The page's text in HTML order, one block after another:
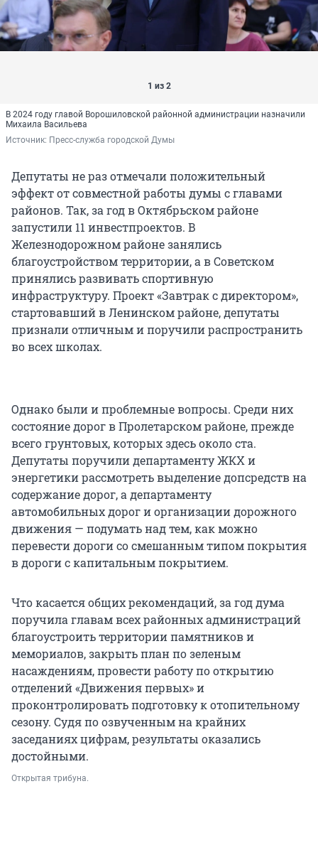
1 из 2
В 2024 году главой Ворошиловской районной администрации назначили
Михаила Васильева
Источник: Пресс-служба городской Думы
Депутаты не раз отмечали положительный
эффект от совместной работы думы с главами
районов. Так, за год в Октябрьском районе
запустили 11 инвестпроектов. В
Железнодорожном районе занялись
благоустройством территории, а в Советском
принялись развивать спортивную
инфраструктуру. Проект «Завтрак с директором»,
стартовавший в Ленинском районе, депутаты
признали отличным и поручили распространить
во всех школах.
Однако были и проблемные вопросы. Среди них
состояние дорог в Пролетарском районе, прежде
всего грунтовых, которых здесь около ста.
Депутаты поручили департаменту ЖКХ и
энергетики рассмотреть выделение допсредств на
содержание дорог, а департаменту
автомобильных дорог и организации дорожного
движения — подумать над тем, как можно
перевести дороги со смешанным типом покрытия
в дороги с капитальным покрытием.
Что касается общих рекомендаций, за год дума
поручила главам всех районных администраций
благоустроить территории памятников и
мемориалов, закрыть план по зеленым
насаждениям, провести работу по открытию
отделений «Движения первых» и
проконтролировать подготовку к отопительному
сезону. Судя по озвученным на крайних
заседаниях цифрам, результаты оказались
достойными.
Открытая трибуна.